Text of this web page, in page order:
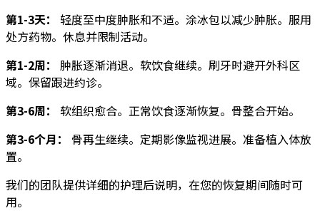
第1-3天：
轻度至中度肿胀和不适。涂冰包以减少肿胀。服用
处方药物。休息并限制活动。
第1-2周：
肿胀逐渐消退。软饮食继续。刷牙时避开外科区
域。保留跟进约诊。
第3-6周：
软组织愈合。正常饮食逐渐恢复。骨整合开始。
第3-6个月：
骨再生继续。定期影像监视进展。准备植入体放
置。
我们的团队提供详细的护理后说明，在您的恢复期间随时可
用。